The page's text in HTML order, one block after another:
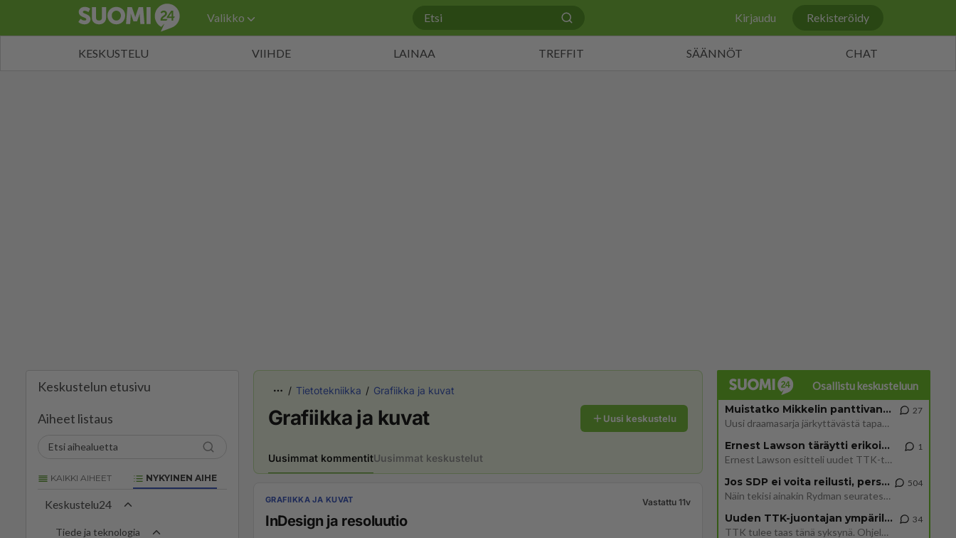
Valikko Kirjaudu Rekisteröidy
KESKUSTELU VIIHDE LAINAA TREFFIT SÄÄNNÖT CHAT
Keskustelun etusivu
Aiheet listaus
KAIKKI AIHEET NYKYINEN AIHE
Keskustelu24
Tiede ja teknologia
Tietotekniikka Grafiikka ja kuvat
Grafiikka ja kuvat Uusi keskustelu
Uusimmat kommentitUusimmat keskustelut
GRAFIIKKA JA KUVAT Vastattu 11v
InDesign ja resoluutio
Osallistu keskusteluun
Muistatko Mikkelin panttivankidraaman?
Uusi draamasarja järkyttävästä tapauksesta on tulossa. Tositapahtumiin perustuva sarja ammentaa vuoden 1986 Mikkelin pan
27
Ernest Lawson täräytti erikoisen heiton TTK-lehdistötilaisuudessa: " Onko tässä tarkoituksena...?"
Ernest Lawson esitteli uudet TTK-tähtioppilaat ja opettajat torstaina 6.8. lehdistölle. Tulevalla kaudella on yksi hausk
1
Jos SDP ei voita reilusti, persut kumoavat demokratian Suomesta
Näin tekisi ainakin Rydman seuratessaan idolinsa Trumpin mallia https://www.is.fi/politiikka/art-2000012187244.html
504
Uuden TTK-juontajan ympärillä epätietoisuus sakenee - Nyt MTV hämmentää soppaa
TTK tulee taas tänä syksynä. Ohjelman uudet tähtioppilaat julkistetaan torstaina 6. elokuuta klo 14 alkavassa lehdistö
34